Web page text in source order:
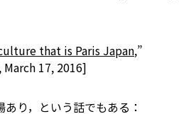
that is Paris Japan,”
17, 2016]
り，という話でもある：